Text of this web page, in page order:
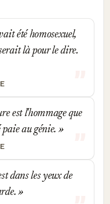
été homosexuel,
là pour le dire.
est l'hommage que
au génie.
dans les yeux de